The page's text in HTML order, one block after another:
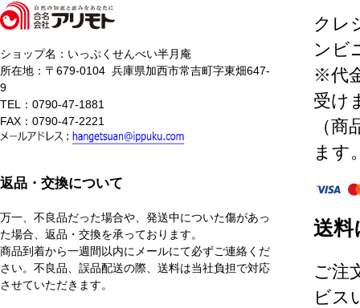
ショップ名：いっぷくせんべい半月庵
所在地：〒679-0104 兵庫県加西市常吉町字東畑647-
9
TEL：0790-47-1881
FAX：0790-47-2221
返品・交換について
万一、不良品だった場合や、発送中についた傷があっ
た場合、返品・交換を承っております。
商品到着から一週間以内にメールにて必ずご連絡くだ
さい。不良品、誤品配送の際、送料は当社負担で対応
させていただきます。
クレ
ンビ
※代
受け
（
ます
送料
ご注
ビス